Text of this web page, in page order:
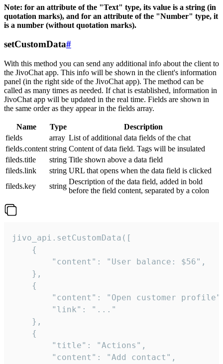
Note: for an attribute of the "Text" type, its value is a string (in
quotation marks), and for an attribute of the "Number" type, it
is a number (without quotation marks).
setCustomData#
With this method you can send any additional info about the client to
the JivoChat app. This info will be shown in the client's information
panel (in the right side of the JivoChat app). The method can be
called as many times as needed. If chat is established, information in
JivoChat app will be updated in the real time. Fields are shown in
the same order as they appear in the fields array.
Name Type
Description
fields
array List of additional data fields of the chat
fields.content string Content of data field. Tags will be insulated
fileds.title
string Title shown above a data field
fileds.link
string URL that opens when the data field is clicked
fileds.key
string
Description of the data field, added in bold
before the field content, separated by a colon
jivo_api.setCustomData([
    {
        "content": "User balance: $56",
    },
    {
"content": "Open customer
        "link": "..."
    },
    {
        "title": "Actions",
        "content": "Add contact",